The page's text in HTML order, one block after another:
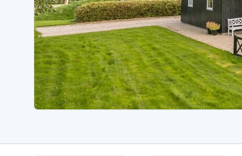
Ferienhäuser Fjand
Ferienhäuser Fanö
Ferienhäuser Graerup Strand
Ferienhäuser Haurvig
Ferienhäuser Henne Strand